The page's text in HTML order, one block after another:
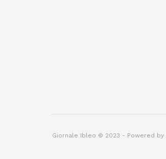
Giornale Ibleo © 2023 - Powered by